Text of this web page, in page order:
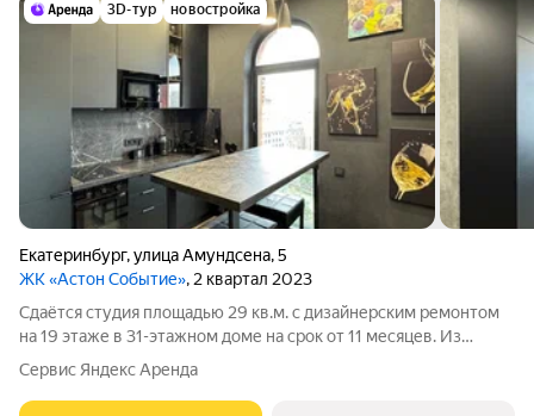
3D-тур новостройка
Екатеринбург,улица Амундсена,5
ЖК «Астон Событие», 2 квартал 2023
Сдаётся студия площадью 29 кв.м. с дизайнерским ремонтом
на 19 этаже в 31-этажном доме на срок от 11 месяцев. Из
техники есть: Телевизор Духовой шкаф Стиральная машина
Сушильная машина Холодильник Посудомоечная машина
Сервис Яндекс Аренда